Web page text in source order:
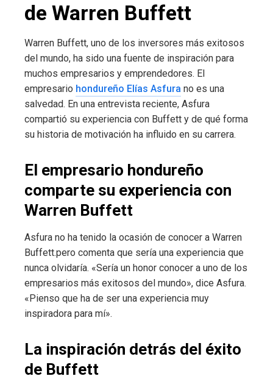
de Warren Buffett
Warren Buffett, uno de los inversores más exitosos
del mundo, ha sido una fuente de inspiración para
muchos empresarios y emprendedores. El
empresario hondureño Elías Asfura no es una
salvedad. En una entrevista reciente, Asfura
compartió su experiencia con Buffett y de qué forma
su historia de motivación ha influido en su carrera.
El empresario hondureño
comparte su experiencia con
Warren Buffett
Asfura no ha tenido la ocasión de conocer a Warren
Buffett.pero comenta que sería una experiencia que
nunca olvidaría. «Sería un honor conocer a uno de los
empresarios más exitosos del mundo», dice Asfura.
«Pienso que ha de ser una experiencia muy
inspiradora para mí».
La inspiración detrás del éxito
de Buffett